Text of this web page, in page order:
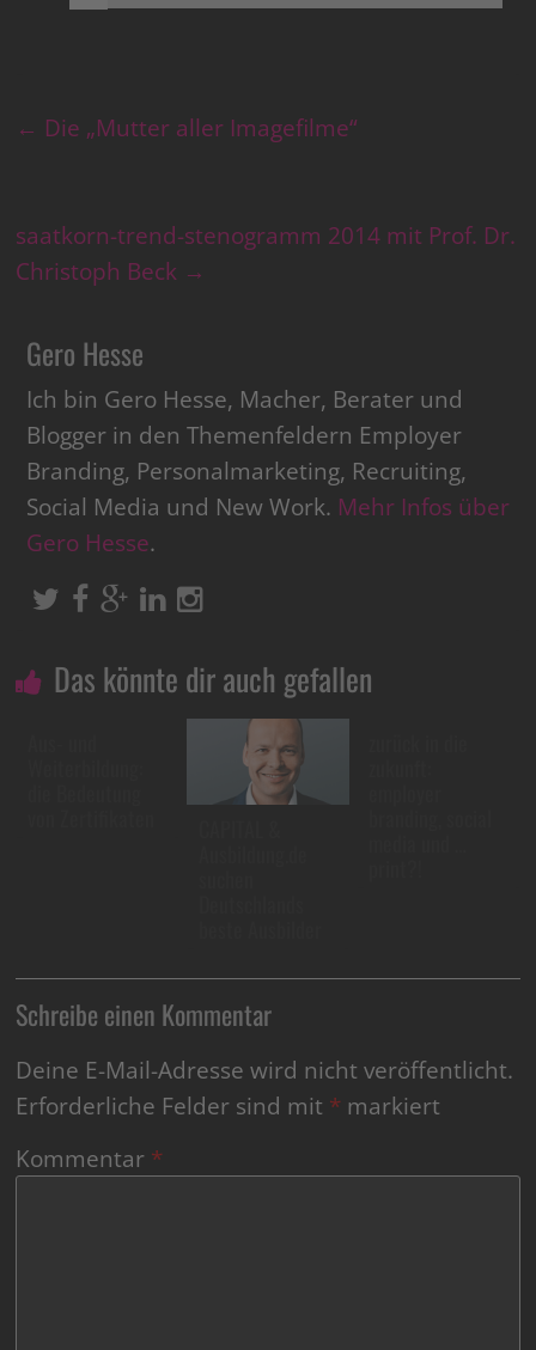
← Die „Mutter aller Imagefilme“
saatkorn-trend-stenogramm 2014 mit Prof. Dr.
Christoph Beck →
Gero Hesse
Ich bin Gero Hesse, Macher, Berater und
Blogger in den Themenfeldern Employer
Branding, Personalmarketing, Recruiting,
Social Media und New Work. Mehr Infos über
Gero Hesse.
Das könnte dir auch gefallen
Schreibe einen Kommentar
Deine E-Mail-Adresse wird nicht veröffentlicht.
Erforderliche Felder sind mit * markiert
Kommentar *